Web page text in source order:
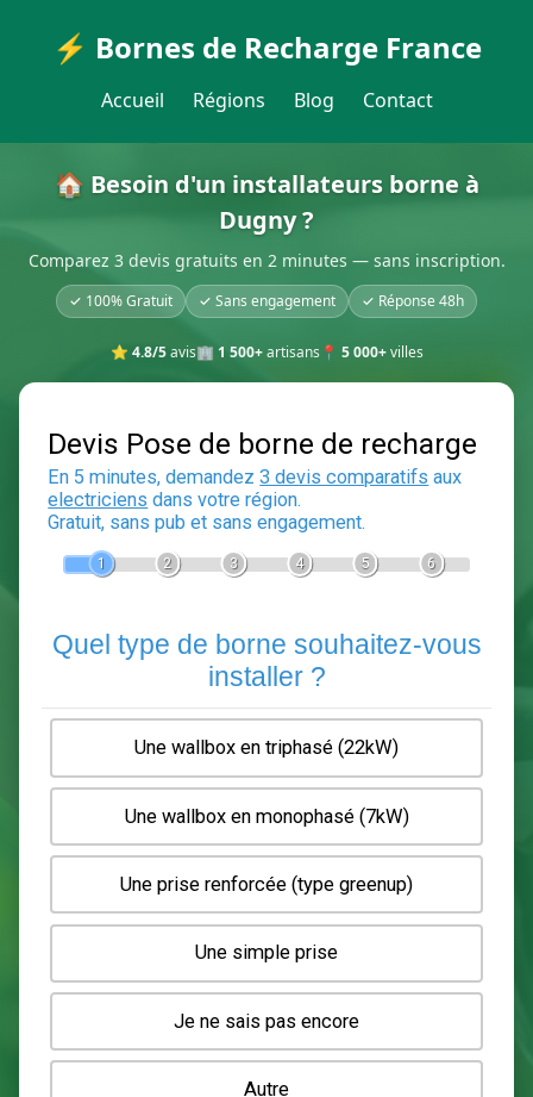
⚡ Bornes de Recharge France
Accueil Régions Blog Contact
🏠 Besoin d'un installateurs borne à
Dugny ?
Comparez 3 devis gratuits en 2 minutes — sans inscription.
✓ 100% Gratuit ✓ Sans engagement ✓ Réponse 48h
⭐ 4.8/5avis🏢 1 500+artisans 📍 5 000+villes
Devis Pose de borne de
En 5 minutes, demandez3 devis comparatifs
Gratuit, sans pub et sans engagement.
2 3 6
Quel type de borne souhaitez-
installer ?
Une wallbox en triphasé (22kW)
Une wallbox en monophasé (7kW)
Une prise renforcée (type greenup)